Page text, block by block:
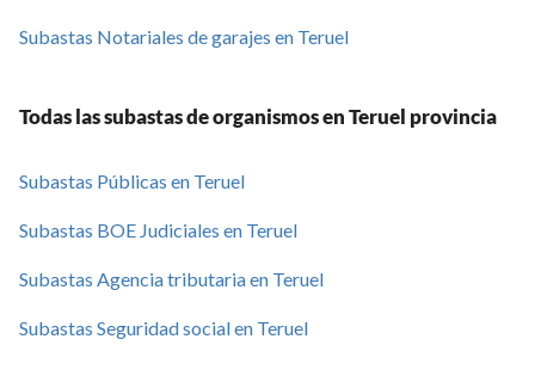
Subastas Notariales de garajes en Teruel
Todas las subastas de organismos en Teruel provincia
Subastas Públicas en Teruel
Subastas BOE Judiciales en Teruel
Subastas Agencia tributaria en Teruel
Subastas Seguridad social en Teruel